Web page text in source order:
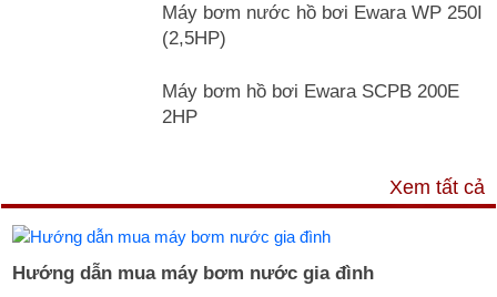
Máy bơm nước hồ bơi Ewara WP 250I
(2,5HP)
Máy bơm hồ bơi Ewara SCPB 200E
2HP
Xem tất cả
Hướng dẫn mua máy bơm nước gia đình